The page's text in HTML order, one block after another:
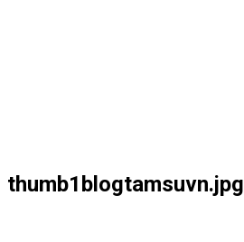
thumb1blogtamsuvn.jpg